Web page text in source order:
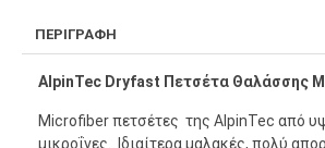
ΠΕΡΙΓΡΑΦΉ
AlpinTec Dryfast Πετσέτα Θαλάσσης
Microfiber πετσέτες της AlpinTec από
μικροΐνες. Iδιαίτερα μαλακές, πολύ